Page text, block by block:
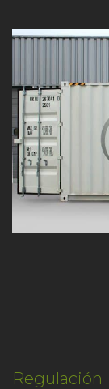
Regulación